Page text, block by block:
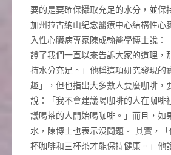
要的是要確保攝取充足的水分，並保
加州拉古納山紀念醫療中心結構性心
入性心臟病專家陳成翰醫學博士說：
證了我們一直以來告訴大家的道理，
持水分充足。」他稱這項研究發現的
趣」，但也指出大多數人要麼咖啡，
說：「我不會建議喝咖啡的人在咖啡
議喝茶的人開始喝咖啡。」而且，如
水，陳博士也表示沒問題。 其實，
杯咖啡和三杯茶才能保持健康。」他